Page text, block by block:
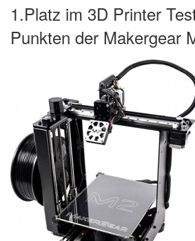
1.Platz im 3D Printer
Punkten der Makergear